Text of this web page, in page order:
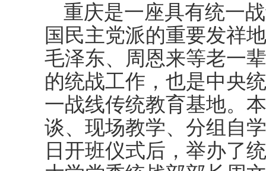
重庆是一座具有统一
国民主党派的重要发祥
毛泽东、周恩来等老一
的统战工作，也是中央
一战线传统教育基地。
谈、现场教学、分组自
日开班仪式后，举办了